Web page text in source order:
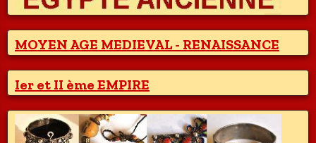
MOYEN AGE MEDIEVAL - RENAISSANCE
Ier et II ème EMPIRE